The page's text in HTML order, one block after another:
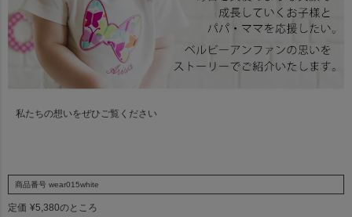
私たちの想いをぜひご覧ください
商品番号 wear015white
定価 ¥5,380のところ